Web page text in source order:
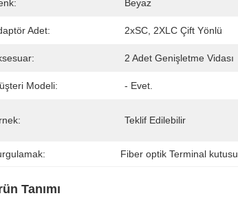
Beyaz
Adet: 2xSC, 2XLC Çift Yönlü
2 Adet Genişletme Vidası
Modeli: - Evet.
Teklif Edilebilir
Fiber optik Terminal kutusu
Tanımı